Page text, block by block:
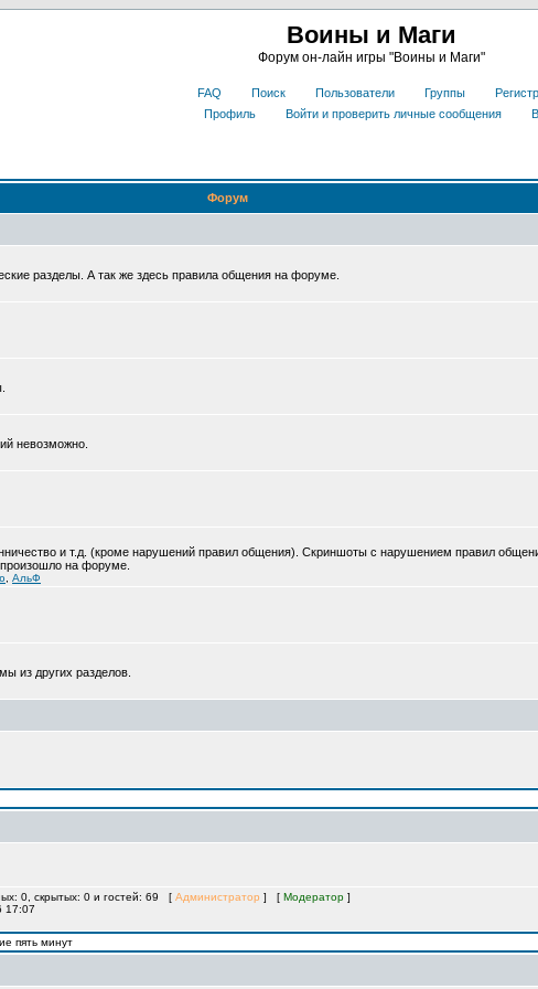
Воины и Маги
Форум он-лайн игры "Воины и Маги"
FAQ Поиск Пользователи Группы
Профиль
Войти и проверить личные сообщения
Форум
разделы. А так же здесь правила общения на форуме.
невозможно.
и т.д. (кроме нарушений правил общения). Скриншоты с нарушением правил
на форуме.
АльФ
из других разделов.
0, скрытых: 0 и гостей: 69 [ Администратор ] [ Модератор ]
17:07
пять минут